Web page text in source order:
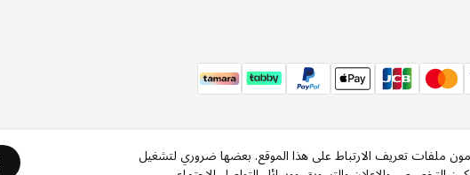
ملفات تعريف الارتباط على هذا الموقع. بعضها ضروري لتشغيل